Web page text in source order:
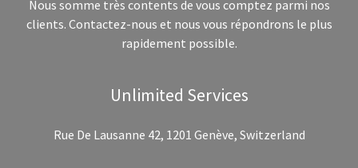
Nous somme très contents de vous comptez parmi nos
clients. Contactez-nous et nous vous répondrons le plus
rapidement possible.
Unlimited Services
Rue De Lausanne 42, 1201 Genève, Switzerland